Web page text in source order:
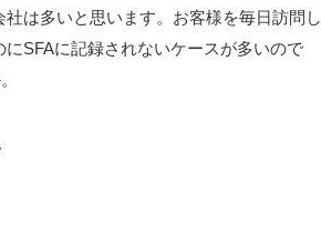
は多いと思います。お客様を毎日訪問し
SFAに記録されないケースが多いので